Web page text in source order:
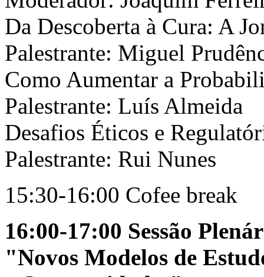
Da Descoberta à Cura: A
Palestrante: Miguel
Como Aumentar a
Palestrante: Luís Almeida
Desafios Éticos e
Palestrante: Rui Nunes
15:30-16:00 Cofee break
16:00-17:00 Sessão
"Novos Modelos de